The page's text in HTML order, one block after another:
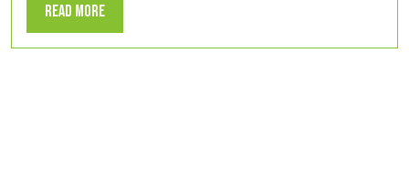
Read MoreRead
More